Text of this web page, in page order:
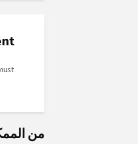
من